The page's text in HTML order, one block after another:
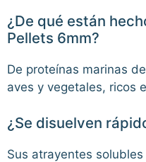
¿De qué están
Pellets 6mm?
De proteínas marinas
aves y vegetales, ricos
¿Se disuelven
Sus atrayentes